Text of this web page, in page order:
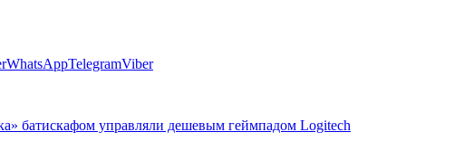
WhatsAppTelegramViber
батискафом управляли дешевым геймпадом Logitech